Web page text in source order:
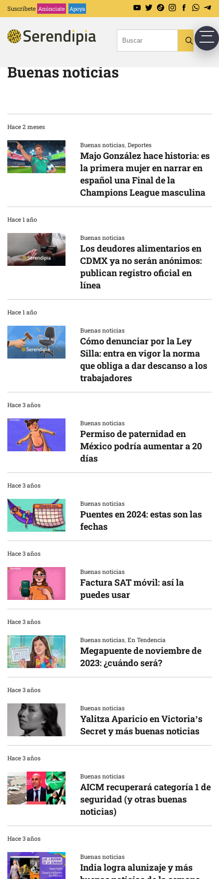
Suscríbete Anúnciate Apoya
Buenas noticias
Hace 2 meses
Buenas noticias,Deportes
Majo González hace historia: es
la primera mujer en narrar en
español una Final de la
Champions League masculina
Hace 1 año
Buenas noticias
Los deudores alimentarios en
CDMX ya no serán anónimos:
publican registro oficial en
línea
Hace 1 año
Buenas noticias
Cómo denunciar por la Ley
Silla: entra en vigor la norma
que obliga a dar descanso a los
trabajadores
Hace 3 años
Buenas noticias
Permiso de paternidad en
México podría aumentar a 20
días
Hace 3 años
Buenas noticias
Puentes en 2024: estas son las
fechas
Hace 3 años
Buenas noticias
Factura SAT móvil: así la
puedes usar
Hace 3 años
Buenas noticias,En Tendencia
Megapuente de noviembre de
2023: ¿cuándo será?
Hace 3 años
Buenas noticias
Yalitza Aparicio en Victoria’s
Secret y más buenas noticias
Hace 3 años
Buenas noticias
AICM recuperará categoría 1 de
seguridad (y otras buenas
noticias)
Hace 3 años
Buenas noticias
India logra alunizaje y más